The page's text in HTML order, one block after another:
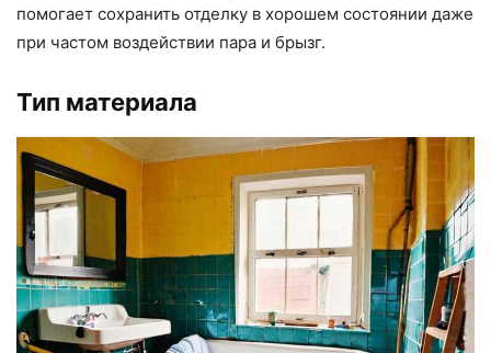
помогает сохранить отделку в хорошем состоянии даже
при частом воздействии пара и брызг.
Тип материала